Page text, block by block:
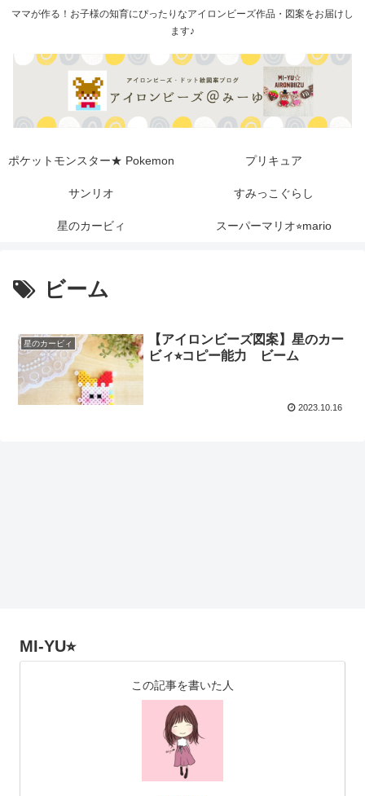
ママが作る！お子様の知育にぴったりなアイロンビーズ作品・図案をお届けし
ます♪
ポケットモンスター★ Pokemon プリキュア
サンリオ すみっこぐらし
星のカービィ スーパーマリオ⭐︎mario
ビーム
星のカービィ
【アイロンビーズ図案】星のカー
ビィ⭐︎コピー能力 ビーム
2023.10.16
MI-YU⭐︎
この記事を書いた人